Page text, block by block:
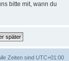
bitte mit, wann du
später
Zeiten sind UTC+01:00